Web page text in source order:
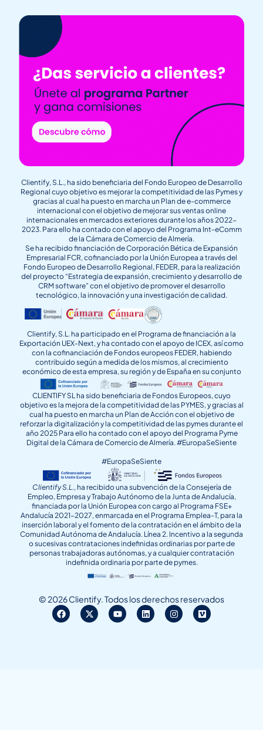
Clientify, S.L., ha sido beneficiaria del Fondo Europeo de Desarrollo
Regional cuyo objetivo es mejorar la competitividad de las Pymes y
gracias al cual ha puesto en marcha un Plan de e-commerce
internacional con el objetivo de mejorar sus ventas online
internacionales en mercados exteriores durante los años 2022-
2023. Para ello ha contado con el apoyo del Programa Int-eComm
de la Cámara de Comercio de Almería.
Se ha recibido financiación de Corporación Bética de Expansión
Empresarial FCR, cofinanciado por la Unión Europea a través del
Fondo Europeo de Desarrollo Regional, FEDER, para la realización
del proyecto “Estrategia de expansión, crecimiento y desarrollo de
CRM software” con el objetivo de promover el desarrollo
tecnológico, la innovación y una investigación de calidad.
Clientify, S.L. ha participado en el Programa de financiación a la
Exportación UEX-Next, y ha contado con el apoyo de ICEX, así como
con la cofinanciación de Fondos europeos FEDER, habiendo
contribuido según a medida de los mismos, al crecimiento
económico de esta empresa, su región y de España en su conjunto
CLIENTIFY SL ha sido beneficiaria de Fondos Europeos, cuyo
objetivo es la mejora de la competitividad de las PYMES, y gracias al
cual ha puesto en marcha un Plan de Acción con el objetivo de
reforzar la digitalización y la competitividad de las pymes durante el
año 2025 Para ello ha contado con el apoyo del Programa Pyme
Digital de la Cámara de Comercio de Almería. #EuropaSeSiente
#EuropaSeSiente
Clientify S.L., ha recibido una subvención de la Consejería de
Empleo, Empresa y Trabajo Autónomo de la Junta de Andalucía,
financiada por la Unión Europea con cargo al Programa FSE+
Andalucía 2021-2027, enmarcada en el Programa Emplea-T, para la
inserción laboral y el fomento de la contratación en el ámbito de la
Comunidad Autónoma de Andalucía. Línea 2. Incentivo a la segunda
o sucesivas contrataciones indefinidas ordinarias por parte de
personas trabajadoras autónomas, y a cualquier contratación
indefinida ordinaria por parte de pymes.
© 2026 Clientify. Todos los derechos reservados